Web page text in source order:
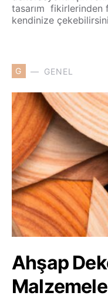
tasarım fikirlerinden
kendinize
G GENEL
Ahşap